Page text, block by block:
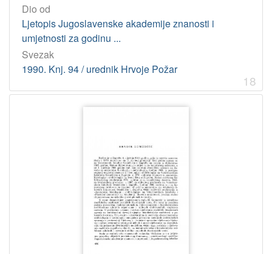
Dio od
Ljetopis Jugoslavenske akademije znanosti i
umjetnosti za godinu ...
Svezak
1990. Knj. 94 / urednik Hrvoje Požar
18